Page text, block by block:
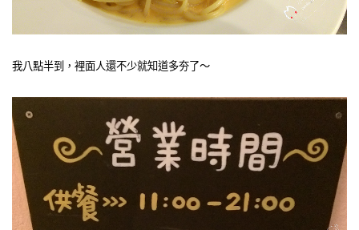
我八點半到，裡面人還不少就知道多夯了～